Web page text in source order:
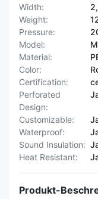
Width:
Weight:
Pressure:
Model:
Material:
Color:
Certification:
Perforated
Design:
Customizable:
Waterproof:
Sound Insulation:
Heat Resistant:
Produkt-